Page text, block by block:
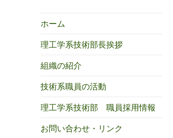
ホーム
理工学系技術部長挨拶
組織の紹介
技術系職員の活動
理工学系技術部 職員採用情報
お問い合わせ・リンク